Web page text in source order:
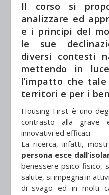
Il corso si
analizzare ed
e i principi del
le sue
diversi contesti
mettendo in
l’impatto che
territori e per i
Housing First è uno
contrasto alla grave
innovativi ed efficaci
La ricerca, infatti,
persona esce
benessere psico-fisico,
salute, si impegna in
di svago ed in molti